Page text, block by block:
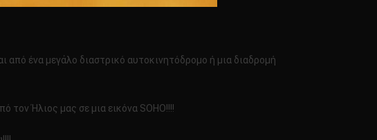
από ένα μεγάλο διαστρικό αυτοκινητόδρομο ή μια διαδρομή
τον Ήλιος μας σε μια εικόνα SOHO!!!!